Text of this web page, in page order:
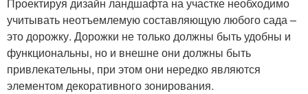
учитывать неотъемлемую составляющую любого сада –
это дорожку. Дорожки не только должны быть удобны и
функциональны, но и внешне они должны быть
привлекательны, при этом они нередко являются
элементом декоративного зонирования.